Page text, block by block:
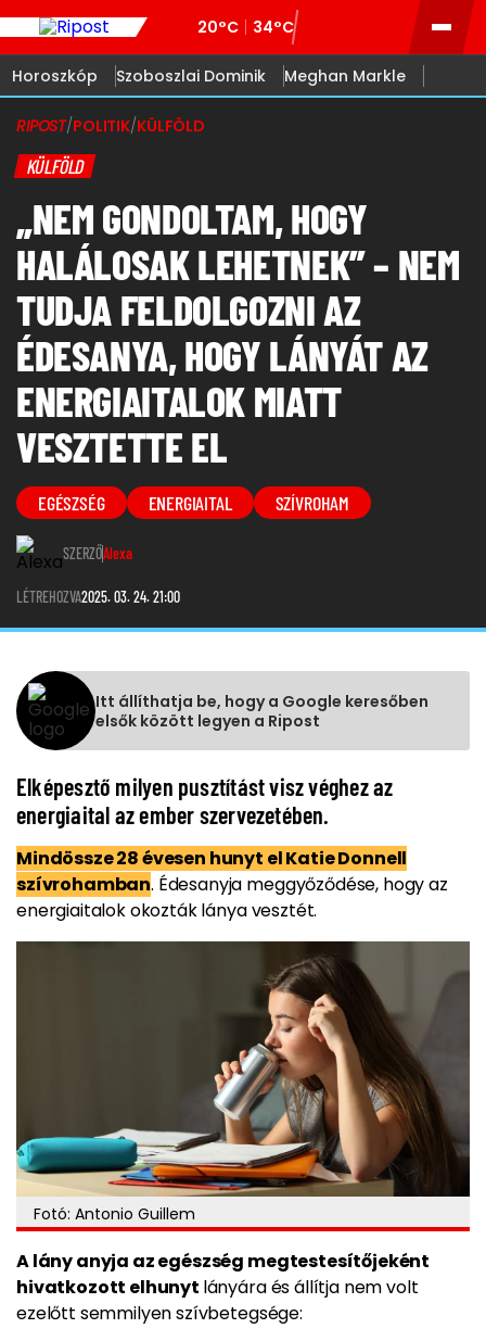
20°C 34°C
Horoszkóp Szoboszlai Dominik Meghan Markle
RIPOST/POLITIK/KÜLFÖLD
KÜLFÖLD
„NEM GONDOLTAM, HOGY
HALÁLOSAK LEHETNEK” – NEM
TUDJA FELDOLGOZNI AZ
ÉDESANYA, HOGY LÁNYÁT AZ
ENERGIAITALOK MIATT
VESZTETTE EL
EGÉSZSÉG ENERGIAITAL SZÍVROHAM
SZERZŐAlexa
LÉTREHOZVA2025. 03. 24. 21:00
Itt állíthatja be, hogy a Google keresőben
elsők között legyen a Ripost
Elképesztő milyen pusztítást visz véghez az
energiaital az ember szervezetében.
Mindössze 28 évesen hunyt el Katie Donnell
szívrohamban. Édesanyja meggyőződése, hogy az
energiaitalok okozták lánya vesztét.
Fotó: Antonio Guillem
A lány anyja az egészség megtestesítőjeként
hivatkozott elhunyt lányára és állítja nem volt
ezelőtt semmilyen szívbetegsége: